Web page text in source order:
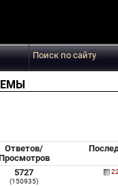
Поиск по сайту
Ответов/
5727
(150935)